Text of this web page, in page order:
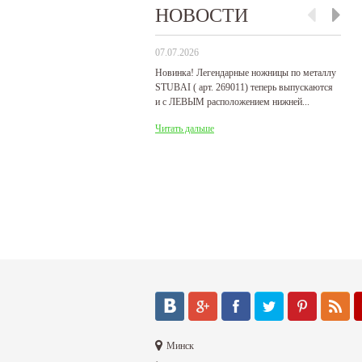
НОВОСТИ
07.07.2026
Новинка! Легендарные ножницы по металлу
STUBAI ( арт. 269011) теперь выпускаются
и с ЛЕВЫМ расположением нижней...
Читать дальше
Минск